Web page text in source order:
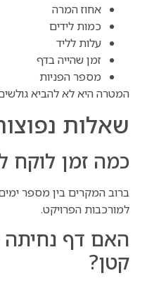
אחוז המרה
כמות לידים
עלות לליד
זמן שהייה בדף
מספר הפניות
המטרה היא לא להביא
שאלות
כמה זמן לוקח
ברוב המקרים בין מספר
למורכבות הפרויקט.
האם דף
קטן?